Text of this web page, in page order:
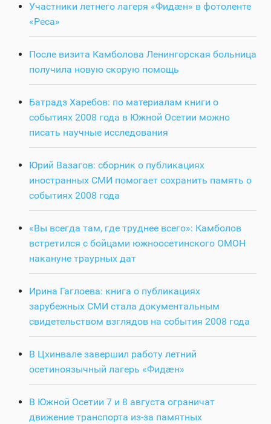
Участники летнего лагеря «Фидӕн» в фотоленте
«Реса»
После визита Камболова Ленингорская больница
получила новую скорую помощь
Батрадз Харебов: по материалам книги о
событиях 2008 года в Южной Осетии можно
писать научные исследования
Юрий Вазагов: сборник о публикациях
иностранных СМИ помогает сохранить память о
событиях 2008 года
«Вы всегда там, где труднее всего»: Камболов
встретился с бойцами южноосетинского ОМОН
накануне траурных дат
Ирина Гаглоева: книга о публикациях
зарубежных СМИ стала документальным
свидетельством взглядов на события 2008 года
В Цхинвале завершил работу летний
осетиноязычный лагерь «Фидӕн»
В Южной Осетии 7 и 8 августа ограничат
движение транспорта из-за памятных